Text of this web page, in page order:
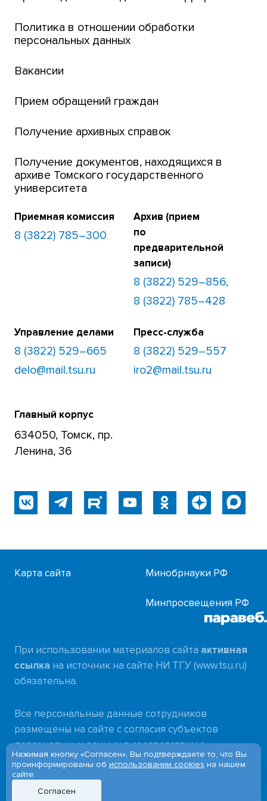
Интернет-лицей
Открытые онлайн-курсы (MOOCs)
Платежи онлайн
Банк инициатив по развитию университета
Политика в отношении обработки
персональных данных
Вакансии
Прием обращений граждан
Получение архивных справок
Получение документов, находящихся в
архиве Томского государственного
университета
Приемная комиссия
8 (3822) 785–300
Архив (прием
по
предварительной
записи)
8 (3822) 529–856,
8 (3822) 785–428
Управление делами
8 (3822) 529–665
delo@mail.tsu.ru
Пресс-служба
8 (3822) 529–557
iro2@mail.tsu.ru
Главный корпус
634050, Томск, пр.
Ленина, 36
Карта сайта Минобрнауки РФ
Минпросвещения РФ
При использовании материалов сайта активная
ссылка на источник на сайте НИ ТГУ (www.tsu.ru)
обязательна.
Все персональные данные сотрудников
размещены на сайте с согласия субъектов
персональных данных в соответствии с
требованиями
Федерального закона от 27.07.2006 № 152-ФЗ
«О персональных данных»
Нажимая кнопку «Согласен», Вы подтверждаете то, что Вы
проинформированы об использовании cookies на нашем
сайте.
Согласен